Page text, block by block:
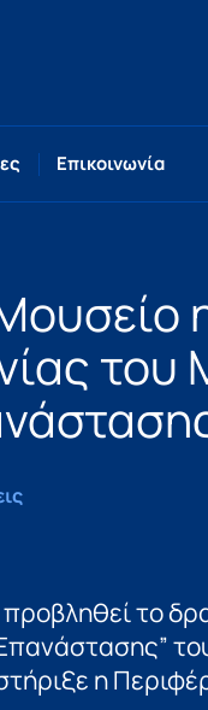
Επικοινωνία
το
η